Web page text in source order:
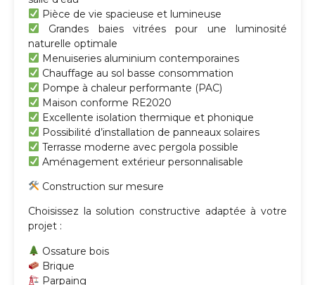
Pièce de vie spacieuse et lumineuse
Grandes baies vitrées pour une luminosité
naturelle optimale
Menuiseries aluminium contemporaines
Chauffage au sol basse consommation
Pompe à chaleur performante (PAC)
Maison conforme RE2020
Excellente isolation thermique et phonique
Possibilité d’installation de panneaux solaires
Terrasse moderne avec pergola possible
Aménagement extérieur personnalisable
Construction sur mesure
Choisissez la solution constructive adaptée à votre
projet :
Ossature bois
Brique
Parpaing